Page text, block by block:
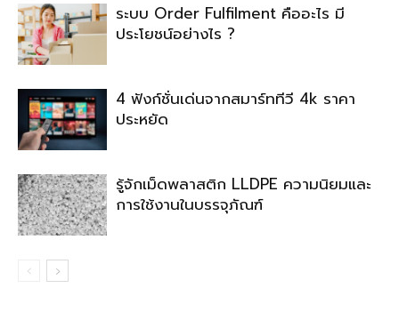
ระบบ Order Fulfilment คืออะไร มี
ประโยชน์อย่างไร ?
4 ฟังก์ชั่นเด่นจากสมาร์ททีวี 4k ราคา
ประหยัด
รู้จักเม็ดพลาสติก LLDPE ความนิยมและ
การใช้งานในบรรจุภัณฑ์